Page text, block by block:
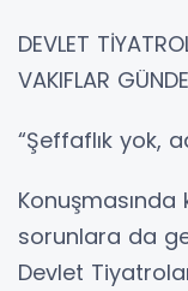
DEVLET
VAKIFLAR
“Şeffaflık yok,
sorunlara da
Devlet